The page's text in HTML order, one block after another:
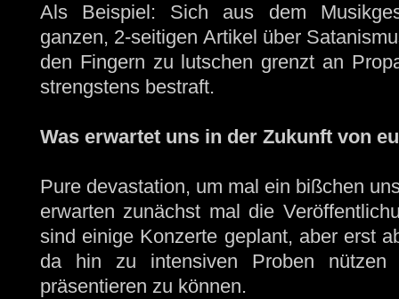
Als Beispiel: Sich aus dem
ganzen, 2-seitigen Artikel über
den Fingern zu lutschen grenzt an
strengstens bestraft.
Was erwartet uns in der Zukunft von
Pure devastation, um mal ein bißchen
erwarten zunächst mal die
sind einige Konzerte geplant, aber erst
da hin zu intensiven Proben
präsentieren zu können.